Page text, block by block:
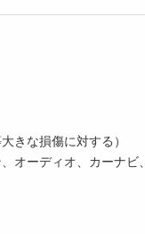
きな損傷に対する）
オーディオ、カーナビ、